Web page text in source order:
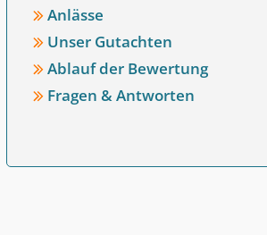
Anlässe
Unser Gutachten
Ablauf der Bewertung
Fragen & Antworten